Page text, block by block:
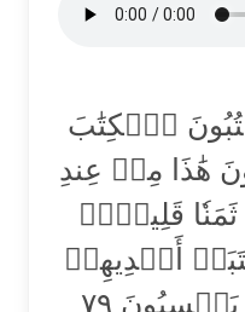
ٱلۡكِتَٰبَ
هَٰذَا مِنۡ عِندِ
ثَمَنٗا قَلِيلٗاۖ
أَيۡدِيهِمۡ